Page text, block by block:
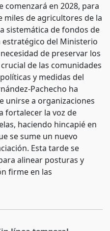
comenzará en 2028, para
miles de agricultores de la
sistemática de fondos de
estratégico del Ministerio
de preservar los
de las comunidades
y medidas del
Pachecho ha
unirse a organizaciones
fortalecer la voz de
haciendo hincapié en
se sume un nuevo
Esta tarde se
alinear posturas y
firme en las